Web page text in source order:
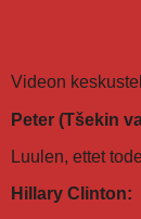
Videon
Peter (Tšekin
Luulen, ettet
Hillary Clinton: